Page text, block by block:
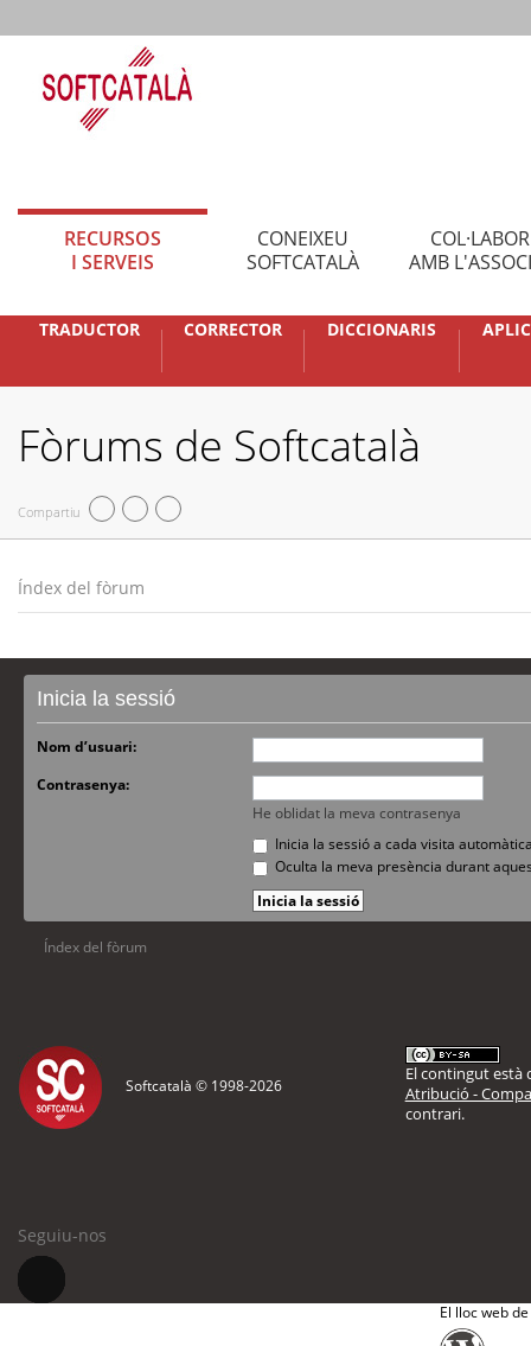
RECURSOS
I SERVEIS
CONEIXEU
SOFTCATALÀ
AMB
TRADUCTOR CORRECTOR DICCIONARIS
Fòrums de Softcatalà
Compartiu
Índex del fòrum
Inicia la sessió
Nom d’usuari:
Contrasenya:
He oblidat la meva contrasenya
Inicia la sessió a cada visita
Oculta la meva presència durant
Índex del fòrum
Softcatalà © 1998-2026
El contingut està
Atribució -
contrari.
Seguiu-nos
El lloc web